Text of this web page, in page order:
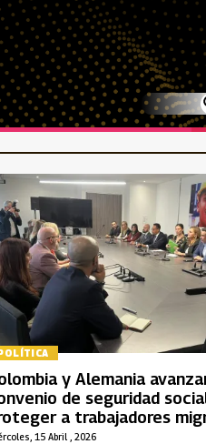
15 Abril , 2026
y Alemania
de seguridad
a trabajadores